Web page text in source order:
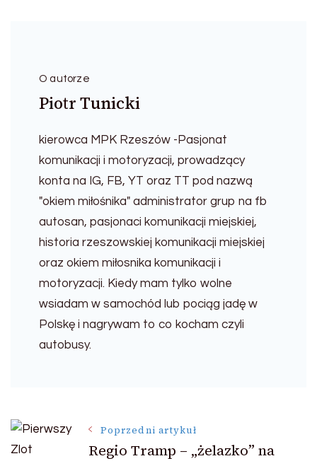
O autorze
Piotr Tunicki
kierowca MPK Rzeszów -Pasjonat
komunikacji i motoryzacji, prowadzący
konta na IG, FB, YT oraz TT pod nazwą
"okiem miłośnika" administrator grup na fb
autosan, pasjonaci komunikacji miejskiej,
historia rzeszowskiej komunikacji miejskiej
oraz okiem miłosnika komunikacji i
motoryzacji. Kiedy mam tylko wolne
wsiadam w samochód lub pociąg jadę w
Polskę i nagrywam to co kocham czyli
autobusy.
NawigacjaPoprzedni artykuł
Regio Tramp – „żelazko” na